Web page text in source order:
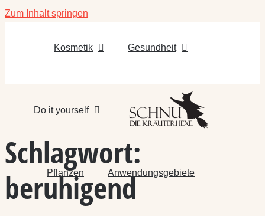
Zum Inhalt springen
Kosmetik Gesundheit
Do it yourself
Pflanzen Anwendungsgebiete
Schlagwort:
beruhigend